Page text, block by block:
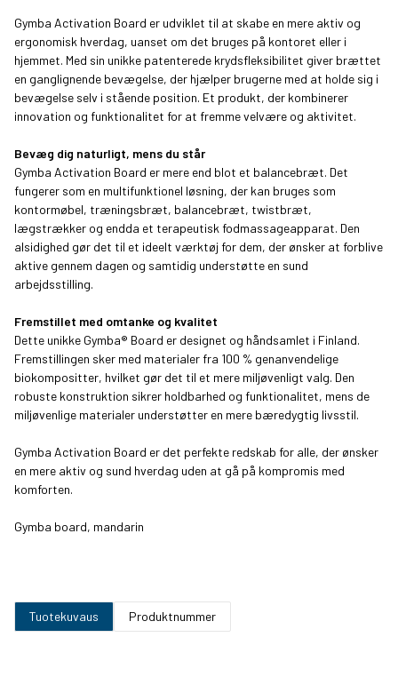
Gymba Activation Board er udviklet til at skabe en mere aktiv og
ergonomisk hverdag, uanset om det bruges på kontoret eller i
hjemmet. Med sin unikke patenterede krydsfleksibilitet giver brættet
en ganglignende bevægelse, der hjælper brugerne med at holde sig i
bevægelse selv i stående position. Et produkt, der kombinerer
innovation og funktionalitet for at fremme velvære og aktivitet.
Bevæg dig naturligt, mens du står
Gymba Activation Board er mere end blot et balancebræt. Det
fungerer som en multifunktionel løsning, der kan bruges som
kontormøbel, træningsbræt, balancebræt, twistbræt,
lægstrækker og endda et terapeutisk fodmassageapparat. Den
alsidighed gør det til et ideelt værktøj for dem, der ønsker at forblive
aktive gennem dagen og samtidig understøtte en sund
arbejdsstilling.
Fremstillet med omtanke og kvalitet
Dette unikke Gymba® Board er designet og håndsamlet i Finland.
Fremstillingen sker med materialer fra 100 % genanvendelige
biokompositter, hvilket gør det til et mere miljøvenligt valg. Den
robuste konstruktion sikrer holdbarhed og funktionalitet, mens de
miljøvenlige materialer understøtter en mere bæredygtig livsstil.
Gymba Activation Board er det perfekte redskab for alle, der ønsker
en mere aktiv og sund hverdag uden at gå på kompromis med
komforten.
Gymba board, mandarin
Tuotekuvaus Produktnummer